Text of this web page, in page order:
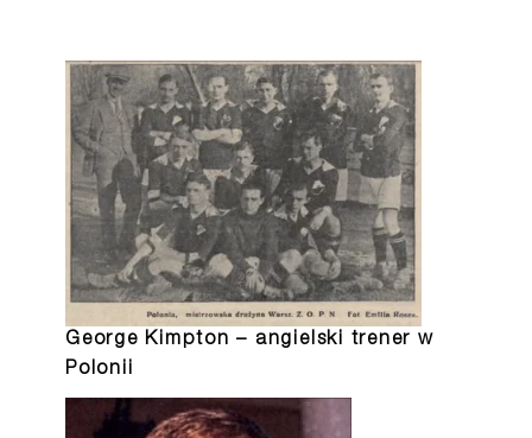
George Kimpton – angielski trener w
Polonii